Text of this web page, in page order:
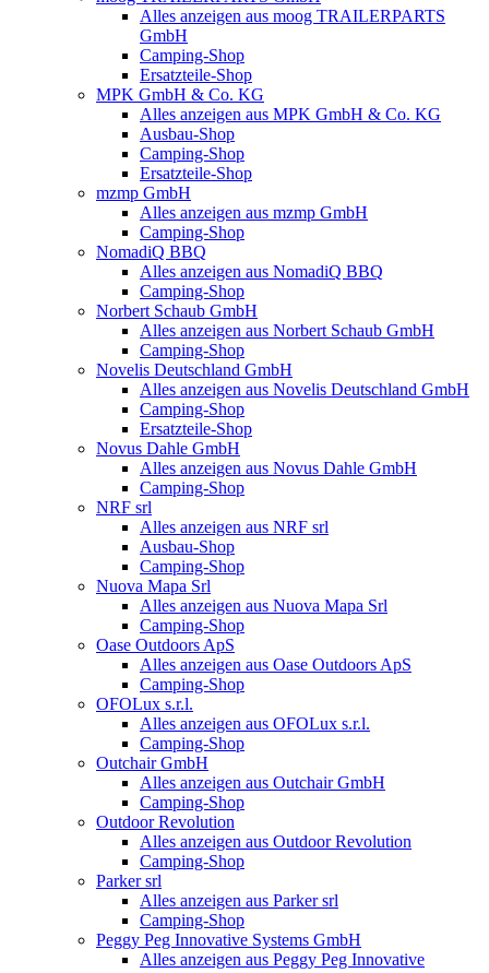
Alles anzeigen aus moog TRAILERPARTS
GmbH
Camping-Shop
Ersatzteile-Shop
MPK GmbH & Co. KG
Alles anzeigen aus MPK GmbH & Co. KG
Ausbau-Shop
Camping-Shop
Ersatzteile-Shop
mzmp GmbH
Alles anzeigen aus mzmp GmbH
Camping-Shop
NomadiQ BBQ
Alles anzeigen aus NomadiQ BBQ
Camping-Shop
Norbert Schaub GmbH
Alles anzeigen aus Norbert Schaub GmbH
Camping-Shop
Novelis Deutschland GmbH
Alles anzeigen aus Novelis Deutschland GmbH
Camping-Shop
Ersatzteile-Shop
Novus Dahle GmbH
Alles anzeigen aus Novus Dahle GmbH
Camping-Shop
NRF srl
Alles anzeigen aus NRF srl
Ausbau-Shop
Camping-Shop
Nuova Mapa Srl
Alles anzeigen aus Nuova Mapa Srl
Camping-Shop
Oase Outdoors ApS
Alles anzeigen aus Oase Outdoors ApS
Camping-Shop
OFOLux s.r.l.
Alles anzeigen aus OFOLux s.r.l.
Camping-Shop
Outchair GmbH
Alles anzeigen aus Outchair GmbH
Camping-Shop
Outdoor Revolution
Alles anzeigen aus Outdoor Revolution
Camping-Shop
Parker srl
Alles anzeigen aus Parker srl
Camping-Shop
Peggy Peg Innovative Systems GmbH
Alles anzeigen aus Peggy Peg Innovative